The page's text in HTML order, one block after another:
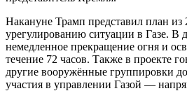
Накануне Трамп представил план из
урегулированию ситуации в Газе. В
немедленное прекращение огня и
течение 72 часов. Также в проекте
другие вооружённые группировки
участия в управлении Газой —